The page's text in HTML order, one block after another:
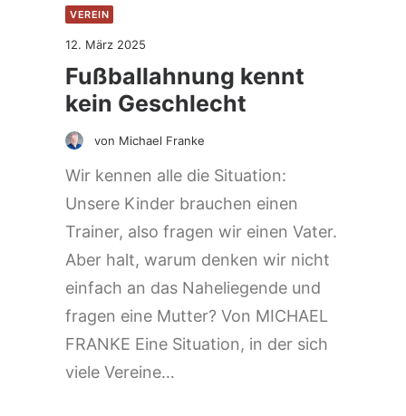
VEREIN
12. März 2025
Fußballahnung kennt
kein Geschlecht
von Michael Franke
Wir kennen alle die Situation:
Unsere Kinder brauchen einen
Trainer, also fragen wir einen Vater.
Aber halt, warum denken wir nicht
einfach an das Naheliegende und
fragen eine Mutter? Von MICHAEL
FRANKE Eine Situation, in der sich
viele Vereine…